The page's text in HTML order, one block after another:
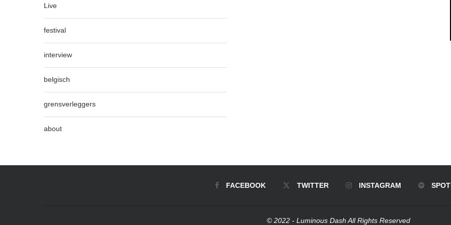
Live
festival
interview
belgisch
grensverleggers
about
FACEBOOK TWITTER INSTAGRAM
© 2022 - Luminous Dash All Rights Reserved